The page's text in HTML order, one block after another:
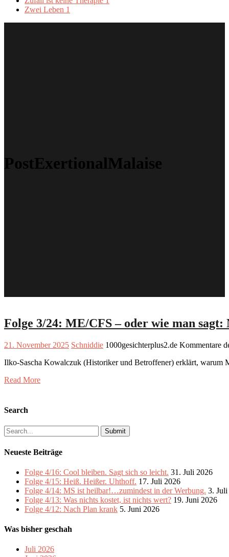
Zwei Leben 1
PostExertionalMalaise
Folge 3/24: ME/CFS – oder wie man sagt:
21. November 2025 Schniddie 1000gesichterplus2.de Kommentare
Ilko-Sascha Kowalczuk (Historiker und Betroffener) erklärt, warum
Read More
Search
Search
for:
Neueste Beiträge
Folge 4/16: Cool bleiben. Sagt sich so leicht. 31. Juli 2026
Folge 4/15: Heiß. Heißer. Uhthoff. 17. Juli 2026
Folge 4/14: MS ist heilbar!…zumindest in der Werbung. 3.
Folge 4/13: Was nichts kostet, ist nichts wert? 19. Juni 2026
Folge 4/12: Nach Plan krank 5. Juni 2026
Was bisher geschah
Juli 2026